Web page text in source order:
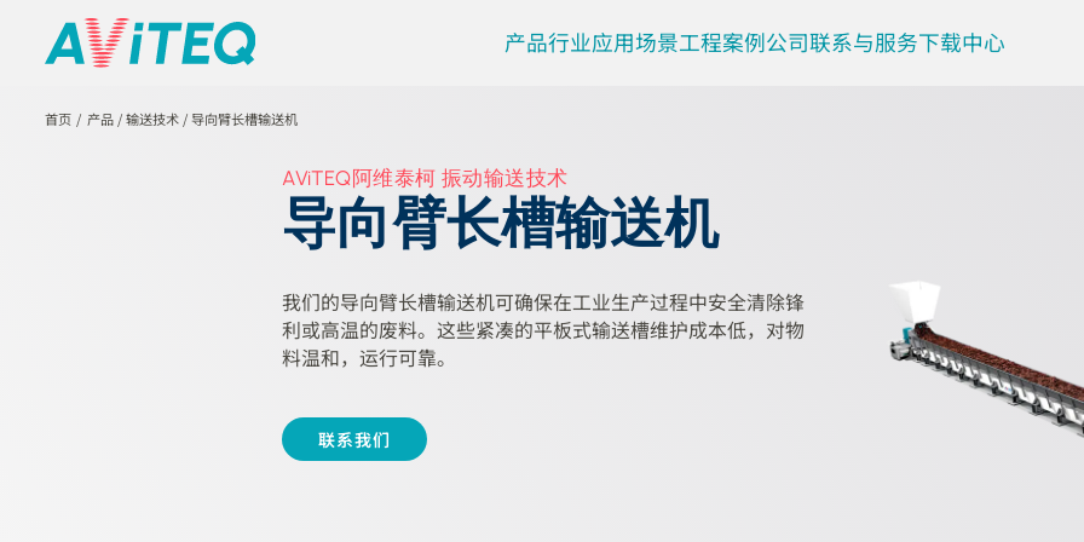
产品行业应用场景工程案例公司联系与服务下载中心
首页 产品/输送技术/导向臂长槽输送机
AViTEQ阿维泰柯 振动输送技术
导向臂长槽输送机
我们的导向臂长槽输送机可确保在工业生产过程中安全清除锋
利或高温的废料。这些紧凑的平板式输送槽维护成本低，对物
料温和，运行可靠。
联系我们